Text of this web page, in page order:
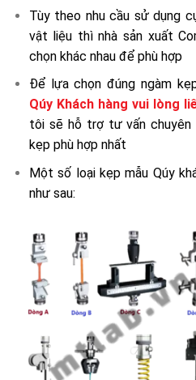
Tùy theo nhu cầu sử dụng
vật liệu thì nhà sản xuất
chọn khác nhau để phù hợp
Để lựa chọn đúng ngàm
Qúy Khách hàng vui lòng
tôi sẽ hỗ trợ tư vấn chuyên
kẹp phù hợp nhất
Một số loại kẹp mẫu Qúy
như sau: